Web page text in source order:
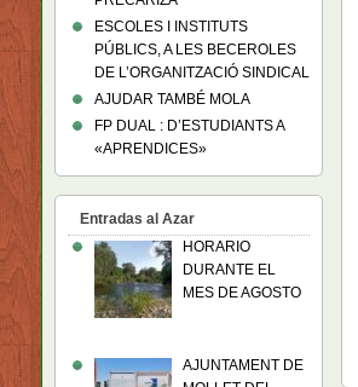
ESCOLES I INSTITUTS
PÚBLICS, A LES BECEROLES
DE L’ORGANITZACIÓ SINDICAL
AJUDAR TAMBÉ MOLA
FP DUAL : D’ESTUDIANTS A
«APRENDICES»
Entradas al Azar
HORARIO
DURANTE EL
MES DE AGOSTO
AJUNTAMENT DE